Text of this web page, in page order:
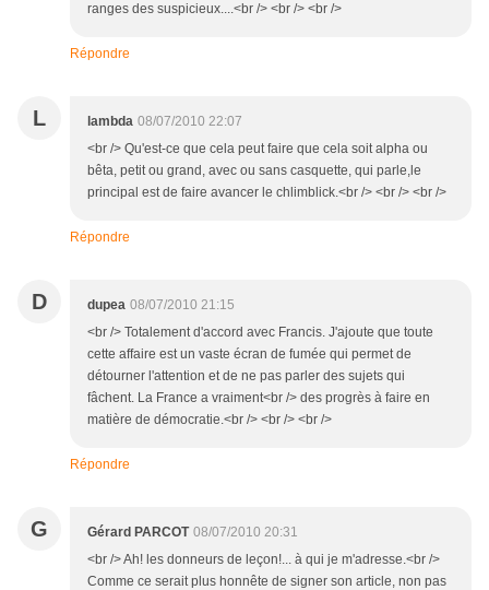
ranges des suspicieux....<br /> <br /> <br />
Répondre
L lambda 08/07/2010 22:07
<br /> Qu'est-ce que cela peut faire que cela soit alpha ou
bêta, petit ou grand, avec ou sans casquette, qui parle,le
principal est de faire avancer le chlimblick.<br /> <br /> <br />
Répondre
D dupea 08/07/2010 21:15
<br /> Totalement d'accord avec Francis. J'ajoute que toute
cette affaire est un vaste écran de fumée qui permet de
détourner l'attention et de ne pas parler des sujets qui
fâchent. La France a vraiment<br /> des progrès à faire en
matière de démocratie.<br /> <br /> <br />
Répondre
G Gérard PARCOT 08/07/2010 20:31
<br /> Ah! les donneurs de leçon!... à qui je m'adresse.<br />
Comme ce serait plus honnête de signer son article, non pas